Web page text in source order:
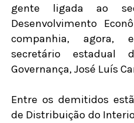
gente ligada ao
Desenvolvimento
companhia, agora,
secretário
Governança, José Luís
Entre os demitidos
de Distribuição do